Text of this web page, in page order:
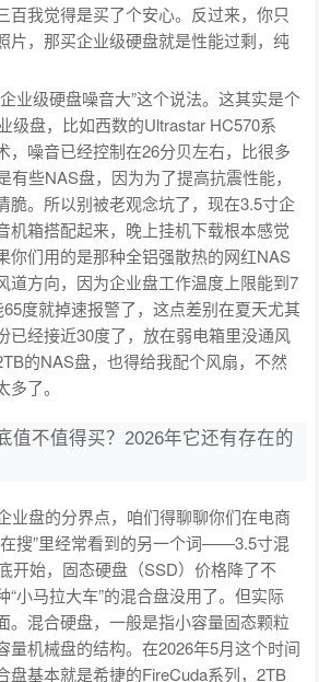
百我觉得是买了个安心。反过来，你只
片，那买企业级硬盘就是性能过剩，纯
业级硬盘噪音大”这个说法。这其实是个
级盘，比如西数的Ultrastar HC570系
，噪音已经控制在26分贝左右，比很多
有些NAS盘，因为为了提高抗震性能，
脆。所以别被老观念坑了，现在3.5寸企
机箱搭配起来，晚上挂机下载根本感觉
你们用的是那种全铝强散热的网红NAS
道方向，因为企业盘工作温度上限能到7
度就掉速报警了，这点差别在夏天尤其
已经接近30度了，放在弱电箱里没通风
的NAS盘，也得给我配个风扇，不然
了。
值不值得买？2026年它还有存在的
业盘的分界点，咱们得聊聊你们在电商
搜”里经常看到的另一个词——3.5寸混
开始，固态硬盘（SSD）价格降了不
“小马拉大车”的混合盘没用了。但实际
。混合硬盘，一般是指小容量固态颗粒
量机械盘的结构。在2026年5月这个时间
盘基本就是希捷的FireCuda系列，2TB